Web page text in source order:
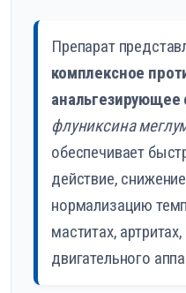
Препарат
комплексное
анальгезирующее
флуниксина
обеспечивает
действие,
нормализацию
маститах,
двигательного